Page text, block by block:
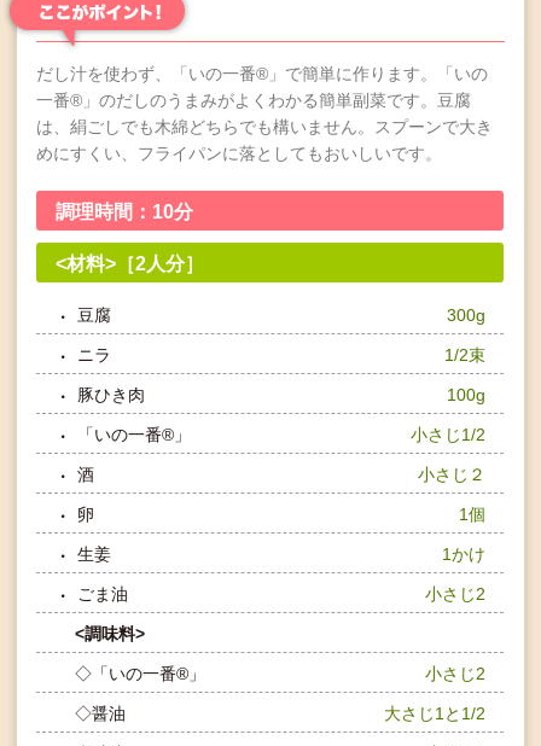
だし汁を使わず、「いの一番®」で簡単に作ります。「いの
一番®」のだしのうまみがよくわかる簡単副菜です。豆腐
は、絹ごしでも木綿どちらでも構いません。スプーンで大き
めにすくい、フライパンに落としてもおいしいです。
<材料>［2人分］
調理時間：10分
豆腐 300g
ニラ 1/2束
豚ひき肉 100g
「いの一番®」 小さじ1/2
酒 小さじ２
卵 1個
生姜 1かけ
ごま油 小さじ2
<調味料>
◇「いの一番®」 小さじ2
◇醤油 大さじ1と1/2